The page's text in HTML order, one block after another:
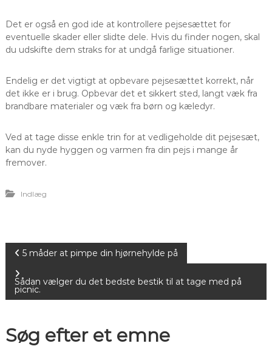
Det er også en god ide at kontrollere pejsesættet for
eventuelle skader eller slidte dele. Hvis du finder nogen, skal
du udskifte dem straks for at undgå farlige situationer.
Endelig er det vigtigt at opbevare pejsesættet korrekt, når
det ikke er i brug. Opbevar det et sikkert sted, langt væk fra
brandbare materialer og væk fra børn og kæledyr.
Ved at tage disse enkle trin for at vedligeholde dit pejsesæt,
kan du nyde hyggen og varmen fra din pejs i mange år
fremover.
Indlæg
n
l
5 måder at pimpe din hjørnehylde på
Sådan vælger du det bedste bestik til at tage med på
picnic.
Søg efter et emne